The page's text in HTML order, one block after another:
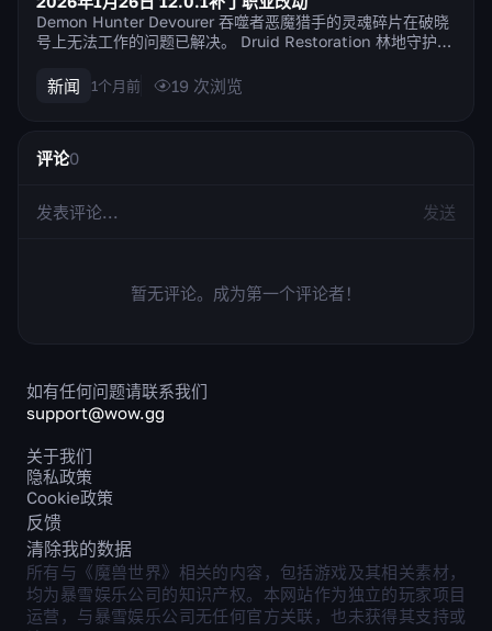
Demon Hunter Devourer 吞噬者恶魔猎手的灵魂碎片在破晓
号上无法工作的问题已解决。 Druid Restoration 林地守护者
却时间缩短至30秒（原为45秒）。 法力茶效果提高20%。
Shaman Enha...
新闻 1个月前 19 次浏览
评论0
发送
暂无评论。成为第一个评论者！
如有任何问题请联系我们
support@wow.gg
关于我们
隐私政策
Cookie政策
反馈
清除我的数据
所有与《魔兽世界》相关的内容，包括游戏及其相关素材，
均为暴雪娱乐公司的知识产权。本网站作为独立的玩家项目
运营，与暴雪娱乐公司无任何官方关联，也未获得其支持或